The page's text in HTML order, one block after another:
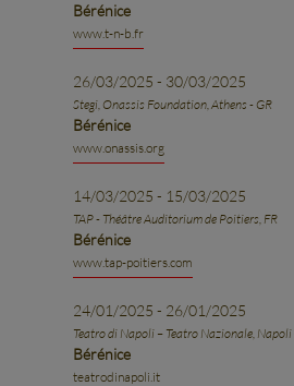
Bérénice
www.t-n-b.fr
26/03/2025 - 30/03/2025
Stegi, Onassis Foundation, Athens - GR
Bérénice
www.onassis.org
14/03/2025 - 15/03/2025
TAP - Théâtre Auditorium de Poitiers, FR
Bérénice
www.tap-poitiers.com
24/01/2025 - 26/01/2025
Teatro di Napoli – Teatro Nazionale, Napoli
Bérénice
teatrodinapoli.it